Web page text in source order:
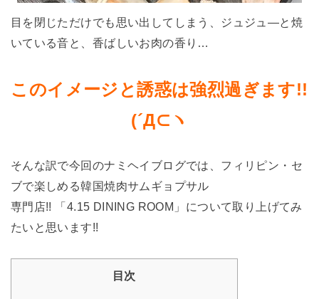
目を閉じただけでも思い出してしまう、ジュジュ―と焼
いている音と、香ばしいお肉の香り…
このイメージと誘惑は強烈過ぎます!!
(´Д⊂ヽ
そんな訳で今回のナミヘイブログでは、フィリピン・セ
ブで楽しめる韓国焼肉サムギョプサル
専門店!! 「4.15 DINING ROOM」について取り上げてみ
たいと思います!!
目次